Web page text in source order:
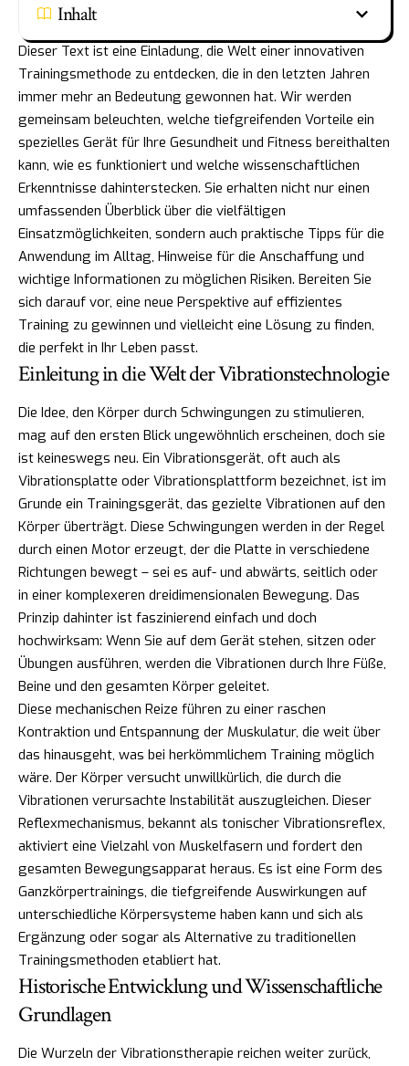
Inhalt
Dieser Text ist eine Einladung, die Welt einer innovativen
Trainingsmethode zu entdecken, die in den letzten Jahren
immer mehr an Bedeutung gewonnen hat. Wir werden
gemeinsam beleuchten, welche tiefgreifenden Vorteile ein
spezielles Gerät für Ihre Gesundheit und Fitness bereithalten
kann, wie es funktioniert und welche wissenschaftlichen
Erkenntnisse dahinterstecken. Sie erhalten nicht nur einen
umfassenden Überblick über die vielfältigen
Einsatzmöglichkeiten, sondern auch praktische Tipps für die
Anwendung im Alltag, Hinweise für die Anschaffung und
wichtige Informationen zu möglichen Risiken. Bereiten Sie
sich darauf vor, eine neue Perspektive auf effizientes
Training zu gewinnen und vielleicht eine Lösung zu finden,
die perfekt in Ihr Leben passt.
Einleitung in die Welt der Vibrationstechnologie
Die Idee, den Körper durch Schwingungen zu stimulieren,
mag auf den ersten Blick ungewöhnlich erscheinen, doch sie
ist keineswegs neu. Ein Vibrationsgerät, oft auch als
Vibrationsplatte oder Vibrationsplattform bezeichnet, ist im
Grunde ein Trainingsgerät, das gezielte Vibrationen auf den
Körper überträgt. Diese Schwingungen werden in der Regel
durch einen Motor erzeugt, der die Platte in verschiedene
Richtungen bewegt – sei es auf- und abwärts, seitlich oder
in einer komplexeren dreidimensionalen Bewegung. Das
Prinzip dahinter ist faszinierend einfach und doch
hochwirksam: Wenn Sie auf dem Gerät stehen, sitzen oder
Übungen ausführen, werden die Vibrationen durch Ihre Füße,
Beine und den gesamten Körper geleitet.
Diese mechanischen Reize führen zu einer raschen
Kontraktion und Entspannung der Muskulatur, die weit über
das hinausgeht, was bei herkömmlichem Training möglich
wäre. Der Körper versucht unwillkürlich, die durch die
Vibrationen verursachte Instabilität auszugleichen. Dieser
Reflexmechanismus, bekannt als tonischer Vibrationsreflex,
aktiviert eine Vielzahl von Muskelfasern und fordert den
gesamten Bewegungsapparat heraus. Es ist eine Form des
Ganzkörpertrainings, die tiefgreifende Auswirkungen auf
unterschiedliche Körpersysteme haben kann und sich als
Ergänzung oder sogar als Alternative zu traditionellen
Trainingsmethoden etabliert hat.
Historische Entwicklung und Wissenschaftliche
Grundlagen
Die Wurzeln der Vibrationstherapie reichen weiter zurück,